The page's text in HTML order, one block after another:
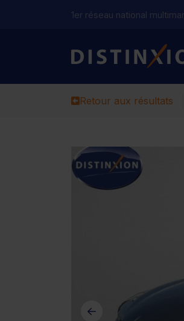
1er réseau national
Retour aux résultats